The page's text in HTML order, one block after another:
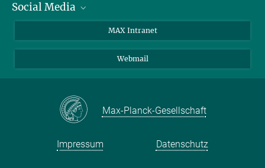
Forschungsgruppen
Kontakt
Social Media
Bluesky
Mastodon
Instagram
MAX Intranet
Webmail
Max-Planck-Gesellschaft
Impressum Datenschutz